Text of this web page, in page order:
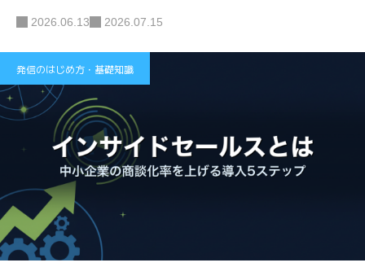
2026.06.13 2026.07.15
発信のはじめ方・基礎知識